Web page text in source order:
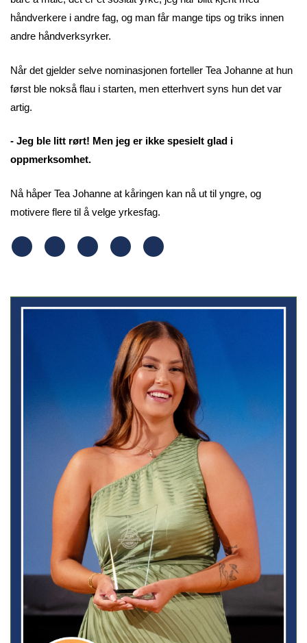
håndverkere i andre fag, og man får mange tips og triks innen
andre håndverksyrker.
Når det gjelder selve nominasjonen forteller Tea Johanne at hun
først ble nokså flau i starten, men etterhvert syns hun det var
artig.
- Jeg ble litt rørt! Men jeg er ikke spesielt glad i
oppmerksomhet.
Nå håper Tea Johanne at kåringen kan nå ut til yngre, og
motivere flere til å velge yrkesfag.